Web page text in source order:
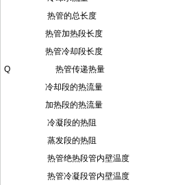
热管的总长度
热管加热段长度
热管冷却段长度
Q 热管传递热量
冷却段的热流量
加热段的热流量
冷凝段的热阻
蒸发段的热阻
热管绝热段管内壁温度
热管冷凝段管内壁温度